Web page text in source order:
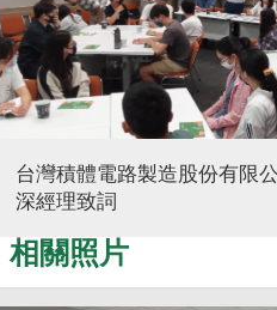
台灣積體電路製造股份有限
深經理致詞
相關照片